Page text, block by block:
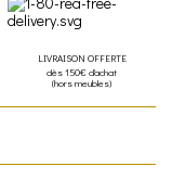
LIVRAISON OFFERTE
dès 150€ d'achat
(hors meubles)